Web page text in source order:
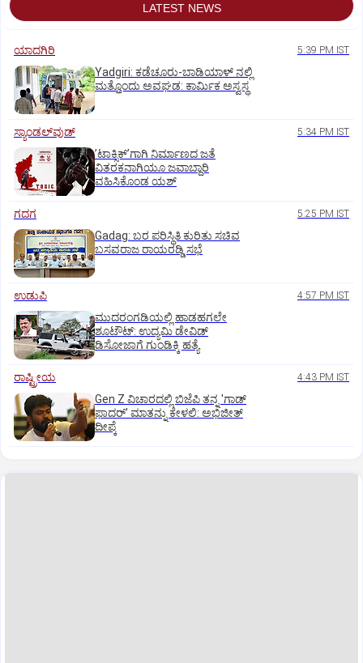
LATEST NEWS
ಯಾದಗಿರಿ 5:39 PM IST
Yadgiri: ಕಡೆಚೂರು-ಬಾಡಿಯಾಳ್ ನಲ್ಲಿ
ಮತ್ತೊಂದು ಅವಘಡ: ಕಾರ್ಮಿಕ ಅಸ್ವಸ್ಥ
ಸ್ಯಾಂಡಲ್‌ವುಡ್‌ 5:34 PM IST
ʼಟಾಕ್ಸಿಕ್‌ʼಗಾಗಿ ನಿರ್ಮಾಣದ ಜತೆ
ವಿತರಕನಾಗಿಯೂ ಜವಾಬ್ದಾರಿ
ವಹಿಸಿಕೊಂಡ ಯಶ್
ಗದಗ 5:25 PM IST
Gadag: ಬರ ಪರಿಸ್ಥಿತಿ ಕುರಿತು ಸಚಿವ
ಬಸವರಾಜ ರಾಯರಡ್ಡಿ ಸಭೆ
ಉಡುಪಿ 4:57 PM IST
ಮುದರಂಗಡಿಯಲ್ಲಿ ಹಾಡಹಗಲೇ
ಶೂಟೌಟ್:‌ ಉದ್ಯಮಿ ಡೇವಿಡ್‌
ಡಿಸೋಜಾಗೆ ಗುಂಡಿಕ್ಕಿ ಹತ್ಯೆ
ರಾಷ್ಟ್ರೀಯ 4:43 PM IST
Gen Z ವಿಚಾರದಲ್ಲಿ ಬಿಜೆಪಿ ತನ್ನ 'ಗಾಡ್
ಫಾದರ್' ಮಾತನ್ನು ಕೇಳಲಿ: ಅಭಿಜೀತ್
ದೀಪ್ಕೆ